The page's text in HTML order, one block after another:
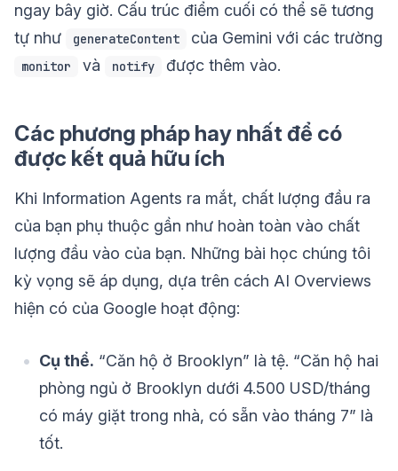
ngay bây giờ. Cấu trúc điểm cuối có thể sẽ tương
tự như
generateContent của Gemini với các trường
monitor và notify được thêm vào.
Các phương pháp hay nhất để có
được kết quả hữu ích
Khi Information Agents ra mắt, chất lượng đầu ra
của bạn phụ thuộc gần như hoàn toàn vào chất
lượng đầu vào của bạn. Những bài học chúng tôi
kỳ vọng sẽ áp dụng, dựa trên cách AI Overviews
hiện có của Google hoạt động:
Cụ thể. “Căn hộ ở Brooklyn” là tệ. “Căn hộ hai
phòng ngủ ở Brooklyn dưới 4.500 USD/tháng
có máy giặt trong nhà, có sẵn vào tháng 7” là
tốt.